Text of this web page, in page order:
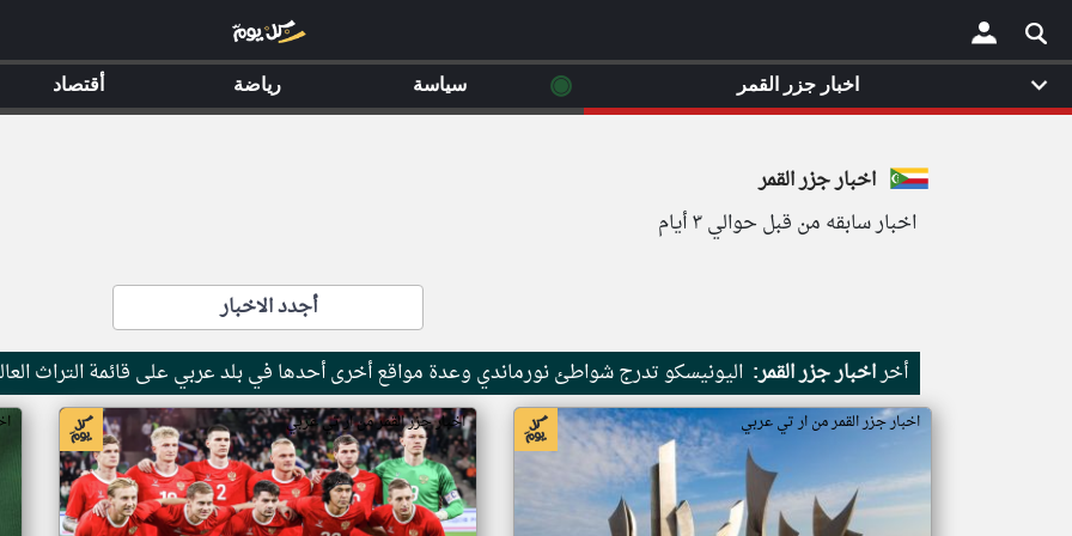
×
اخبار جزر القمر
اخبار سابقه من قبل حوالي ٣ أيام
أجدد الاخبار
أخراخبار جزر القمر: اليونيسكو تدرج شواطئ نورماندي وعدة مواقع أخرى أحدها في بلد عربي على قائمة التراث
اخبار جزر القمر من ار تي عربي اخبار جزر القمر من ار تي عربي
اخبار جزر القمر ◉ سياسة رياضة أقتصاد